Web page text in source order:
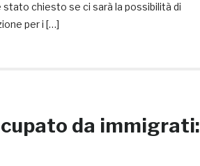
chiesto se ci sarà la possibilità di
per i […]
da immigrati: